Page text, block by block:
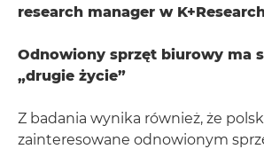
research manager w
Odnowiony sprzęt biurowy ma
„drugie życie”
Z badania wynika również, że
zainteresowane odnowionym